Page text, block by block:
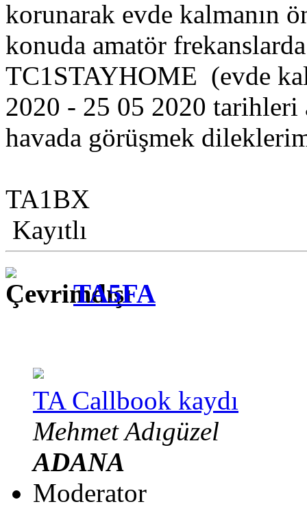
korunarak evde kalmanın
konuda amatör
TC1STAYHOME (evde
2020 - 25 05 2020 tarihleri
havada görüşmek
TA1BX
Kayıtlı
TA5FA
TA Callbook kaydı
Mehmet Adıgüzel
ADANA
Moderator